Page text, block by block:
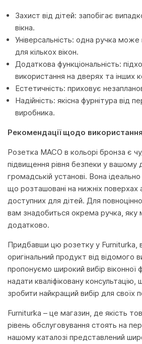
Захист від дітей: запобігає
вікна.
Універсальність: одна ручка
для кількох вікон.
Додаткова функціональність:
використання на дверях та інших
Естетичність: приховує
Надійність: якісна фурнітура від
виробника.
Рекомендації щодо
Розетка MACO в кольорі бронза є
підвищення рівня безпеки у вашому
громадській установі. Вона
що розташовані на нижніх поверхах
доступних для дітей. Для
вам знадобиться окрема ручка,
додатково.
Придбавши цю розетку у Furniturka,
оригінальний продукт від відомого
пропонуємо широкий вибір віконної
надати кваліфіковану
зробити найкращий вибір для своїх
Furniturka – це магазин, де якість
рівень обслуговування стоять на
нашому каталозі представлений